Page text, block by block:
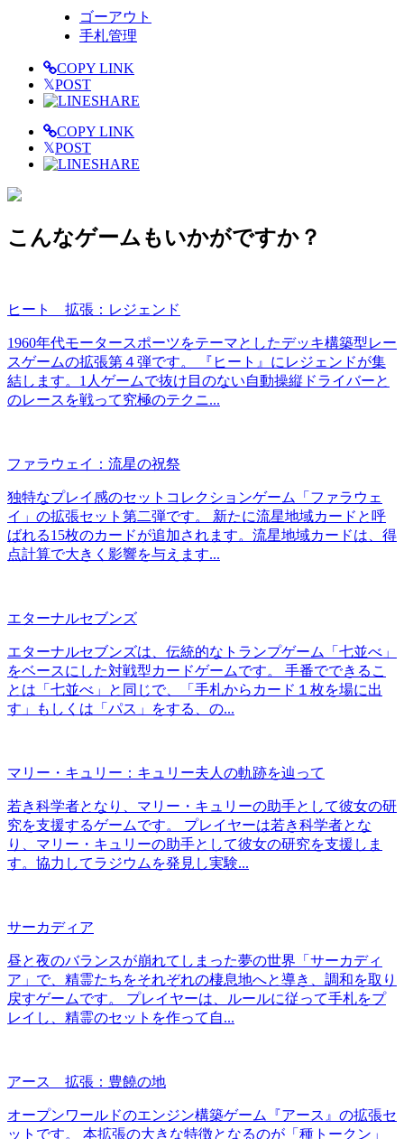
ゴーアウト
手札管理
COPY LINK
𝕏POST
SHARE
COPY LINK
𝕏POST
SHARE
こんなゲームもいかがですか？
ヒート 拡張：レジェンド
1960年代モータースポーツをテーマとしたデッキ構築型レー
スゲームの拡張第４弾です。 『ヒート』にレジェンドが集
結します。1人ゲームで抜け目のない自動操縦ドライバーと
のレースを戦って究極のテクニ...
ファラウェイ：流星の祝祭
独特なプレイ感のセットコレクションゲーム「ファラウェ
イ」の拡張セット第二弾です。 新たに流星地域カードと呼
ばれる15枚のカードが追加されます。流星地域カードは、得
点計算で大きく影響を与えます...
エターナルセブンズ
エターナルセブンズは、伝統的なトランプゲーム「七並べ」
をベースにした対戦型カードゲームです。 手番でできるこ
とは「七並べ」と同じで、「手札からカード１枚を場に出
す」もしくは「パス」をする、の...
マリー・キュリー：キュリー夫人の軌跡を辿って
若き科学者となり、マリー・キュリーの助手として彼女の研
究を支援するゲームです。 プレイヤーは若き科学者とな
り、マリー・キュリーの助手として彼女の研究を支援しま
す。協力してラジウムを発見し実験...
サーカディア
昼と夜のバランスが崩れてしまった夢の世界「サーカディ
ア」で、精霊たちをそれぞれの棲息地へと導き、調和を取り
戻すゲームです。 プレイヤーは、ルールに従って手札をプ
レイし、精霊のセットを作って自...
アース 拡張：豊饒の地
オープンワールドのエンジン構築ゲーム『アース』の拡張セ
ットです。 本拡張の大きな特徴となるのが「種トークン」